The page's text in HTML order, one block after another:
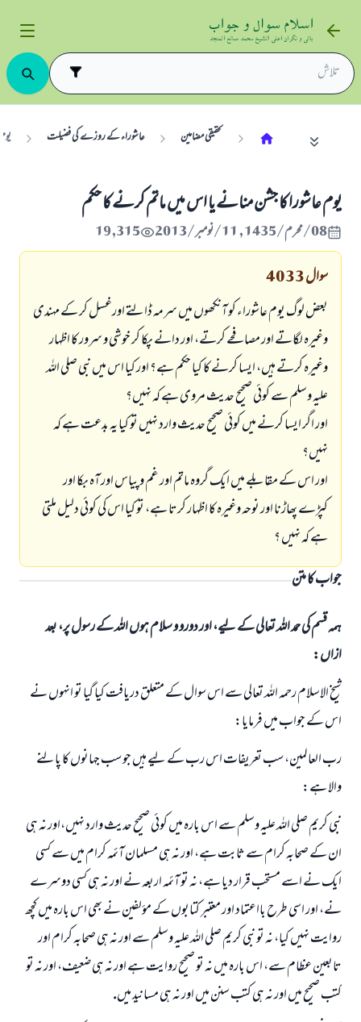
تحقیقی مضامین عاشوراء کے روزے کي فضيلت
يوم عاشورا كا جشن منانے يا اس ميں ماتم كرنے كا حكم
08/محرم/1435 , 11/نومبر/2013 19,315
سوال4033
بعض لوگ يوم عاشوراء كو آنكھوں ميں سرمہ ڈالتے اورغسل كر كے مہندى
وغيرہ لگاتے اور مصافحے كرتے، اور دانے پكا كر خوشى و سرور كا اظہار
وغيرہ كرتے ہيں، ايسا كرنے كا كيا حكم ہے؟ اور كيا اس ميں نبى صلى اللہ
عليہ وسلم سے كوئى صحيح حديث مروى ہے كہ نہيں؟
اور اگر ايسا كرنے ميں كوئى صحيح حديث وارد نہيں تو كيا يہ بدعت ہے كہ
نہيں؟
اور اس كے مقابلے ميں ايك گروہ ماتم اور غم و پياس اور آہ بكا اور
كپڑے پھاڑنا اور نوحہ وغيرہ كا اظہار كرتا ہے، تو كيا اس كى كوئى دليل ملتى
ہے كہ نہيں ؟
جواب کا متن
ہمہ قسم کی حمد اللہ تعالی کے لیے، اور دورو و سلام ہوں اللہ کے رسول پر، بعد
ازاں:
شيخ الاسلام رحمہ اللہ تعالى سے اس سوال كے متعلق دريافت كيا گيا تو انہوں نے
اس كے جواب ميں فرمايا:
رب العالمين، سب تعريفات اس رب كے ليے ہيں جو سب جہانوں كا پالنے
والا ہے:
نبى كريم صلى اللہ عليہ وسلم سے اس بارہ ميں كوئى صحيح حديث وارد نہيں،اور نہ ہى
ان كے صحابہ كرام سے ثابت ہے، اور نہ ہى مسلمان آئمہ كرام ميں سے كسى
ايك نے اسے مستحب قرار ديا ہے، نہ تو آئمہ اربعہ نے اور نہ ہى كسى دوسرے
نے، اور اسى طرح بااعتماد اور معتبر كتابوں كے مؤلفين نے بھى اس بارہ ميں كچھ
روايت نہيں كيا، نہ تو نبى كريم صلى اللہ عليہ وسلم سے اور نہ ہى صحابہ كرام اور
تابعين عظام سے، اس بارہ ميں نہ تو صحيح روايت ہے اور نہ ہى ضعيف، اور نہ تو
كتب صحيح ميں اور نہ ہى كتب سنن ميں اور نہ ہى مسانيد ميں.